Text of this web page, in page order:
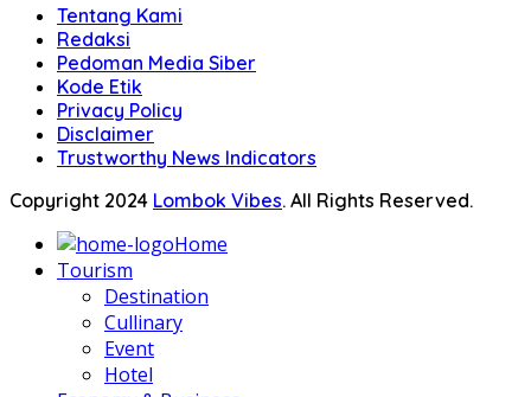
Tentang Kami
Redaksi
Pedoman Media Siber
Kode Etik
Privacy Policy
Disclaimer
Trustworthy News Indicators
Copyright 2024 Lombok Vibes. All Rights Reserved.
Home
Tourism
Destination
Cullinary
Event
Hotel